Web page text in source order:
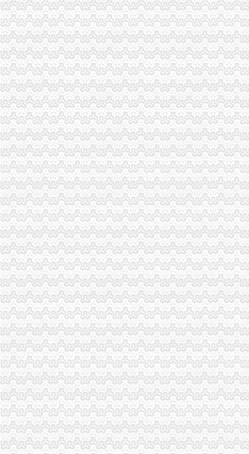
重庆海关切换通关一体化模式渝企可在全国任一海关
重庆海关公告2017年第15号关于实施优惠原产地无纸
重庆海关2009年报关员报名确认的公告-报关员-环球
重庆海关率先推出“三自一简”创新举措助力殊监管区
重庆海关：做好转型升级“加速器”_财经_腾讯网
重庆海关和北京海关票进口区域通关货物运行成功-银
奇帆出席重庆海关关长任职仪式_国内_新民网
2012年重庆海关税务、昆明海关税务报考条件？？-重
春节7天重庆海关验放进出境旅客2.78万人次-今日重庆-
重庆海关破获例航空口岸走品案嫌疑内1503克-今日重
重庆海关推广电子支付去年过半关税网上收取-搜狐财
【2012年重庆海关公开遴选公务员报名况公示】-环球
2017年重庆海关造价员年审报名中心_志趣网
重庆海关深入企业为跨境电商发展支招_新浪新闻
重庆海关支持璧山工业园设保税仓库助推经济发展
2013年重庆海关公务员面试入围人员寄送材料通知_中
2012年重庆海关公开遴选公务员报名况公示_中大网校
国家公务员2014年重庆海关职位表-公务员-报名网
重庆海关复制推广上海自贸区监管创新_中国行业研究
重庆海关关于2007年报关员资格报名确认有关问题的
重庆海关关于2008年报关员资格报名现场确认有关问
重庆海关关于2008年报关员资格报名现场确认有关问
重庆海关关于2008年报关员资格报名有关事项的通知-
2017年重庆海关造价员年审报名中心_志趣网
国家公务员重庆海关2013年有多少人报考_百度知道
2016年国家公务员重庆海关面试公告-国家公务员网
2012年重庆海关公务员面试工作安排通知_湖南中公教